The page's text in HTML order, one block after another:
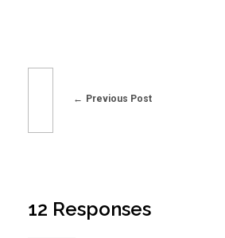
Previous Post
12 Responses